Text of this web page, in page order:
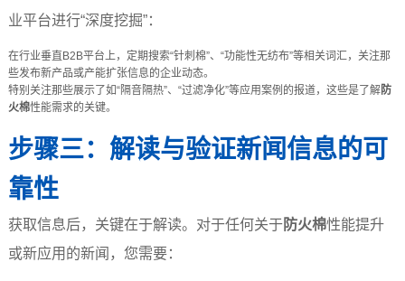
业平台进行“深度挖掘”：
在行业垂直B2B平台上，定期搜索“针刺棉”、“功能性无纺布”等相关词汇，关注那
些发布新产品或产能扩张信息的企业动态。
特别关注那些展示了如“隔音隔热”、“过滤净化”等应用案例的报道，这些是了解防
火棉性能需求的关键。
步骤三：解读与验证新闻信息的可
靠性
获取信息后，关键在于解读。对于任何关于防火棉性能提升
或新应用的新闻，您需要：